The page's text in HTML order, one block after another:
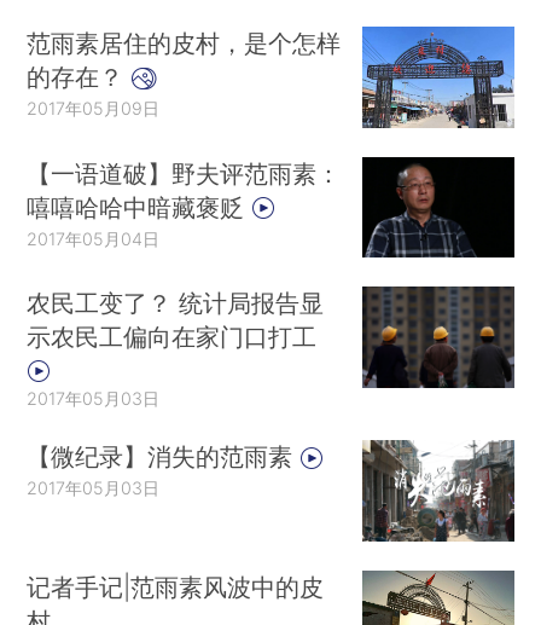
范雨素居住的皮村，是个怎样
的存在？
2017年05月09日
【一语道破】野夫评范雨素：
嘻嘻哈哈中暗藏褒贬
2017年05月04日
农民工变了？ 统计局报告显
示农民工偏向在家门口打工
2017年05月03日
【微纪录】消失的范雨素
2017年05月03日
记者手记|范雨素风波中的皮